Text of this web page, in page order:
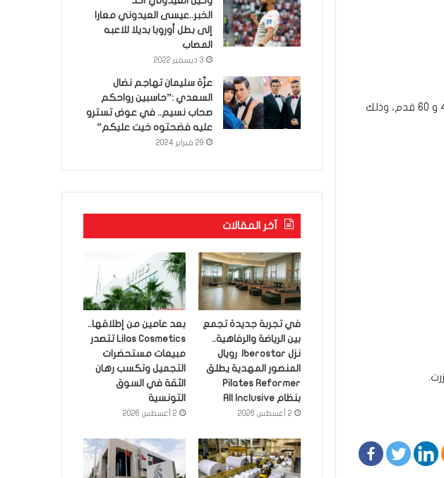
تحصل اليخت التونسي Aventura A1 على جائزة أفضل يخت ضمن فئة اليخوت ذات المحرك بين 40 و 60 قدم، وذلك
الخبر..عيسى العيدوني معارا
إلى بطل أوروبا بديلا للاعبه
المصاب
3 ديسمبر 2022
عزّة سليمان تهاجم نضال
السعدي :”حاسبين رواحكم
صحاب نسيم.. في عوض تسترو
عليه فضحتوه خيت عليكم”
29 فبراير 2024
آخر المقالات
في تجربة جديدة تجمع
بين الرياضة والرفاهية..
نزل Iberostar رويال
المنصور المهدية يطلق
Pilates Reformer
بنظام All Inclusive
2 أغسطس 2026
بعد عامين من إطلاقها..
Lilas Cosmetics تتصدر
مبيعات مستحضرات
التجميل وتكسب رهان
الثقة في السوق
التونسية
2 أغسطس 2026